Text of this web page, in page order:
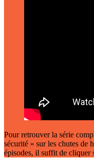
Pour retrouver la série
sécurité » sur les chutes de
épisodes, il suffit de cliquer